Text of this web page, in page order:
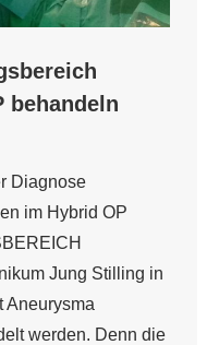
behandeln
Diagnose
im Hybrid OP
Jung Stilling in
Aneurysma
werden. Denn die